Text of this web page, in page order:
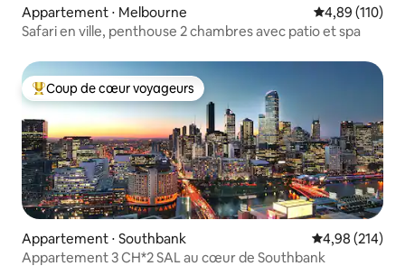
Appartement ⋅ Melbourne Évaluation
4,89 (110)
Safari en ville, penthouse 2 chambres avec patio et spa
Coups de cœur voyageurs les plus appréciés
Coup de cœur voyageurs
Appartement ⋅ Southbank Évaluation
4,98 (214)
Appartement 3 CH*2 SAL au cœur de Southbank